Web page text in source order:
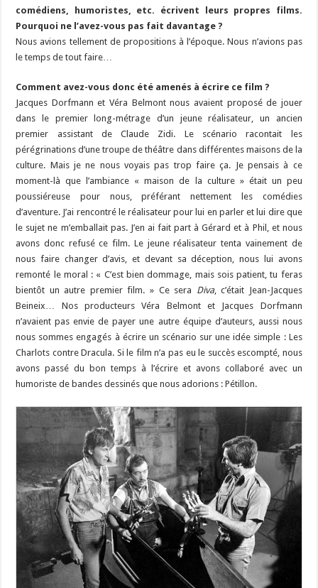
comédiens, humoristes, etc. écrivent leurs propres films.
Pourquoi ne l’avez-vous pas fait davantage ?
Nous avions tellement de propositions à l’époque. Nous n’avions pas
le temps de tout faire…
Comment avez-vous donc été amenés à écrire ce film ?
Jacques Dorfmann et Véra Belmont nous avaient proposé de jouer
dans le premier long-métrage d’un jeune réalisateur, un ancien
premier assistant de Claude Zidi. Le scénario racontait les
pérégrinations d’une troupe de théâtre dans différentes maisons de la
culture. Mais je ne nous voyais pas trop faire ça. Je pensais à ce
moment-là que l’ambiance « maison de la culture » était un peu
poussiéreuse pour nous, préférant nettement les comédies
d’aventure. J’ai rencontré le réalisateur pour lui en parler et lui dire que
le sujet ne m’emballait pas. J’en ai fait part à Gérard et à Phil, et nous
avons donc refusé ce film. Le jeune réalisateur tenta vainement de
nous faire changer d’avis, et devant sa déception, nous lui avons
remonté le moral : « C’est bien dommage, mais sois patient, tu feras
bientôt un autre premier film. » Ce sera Diva, c’était Jean-Jacques
Beineix… Nos producteurs Véra Belmont et Jacques Dorfmann
n’avaient pas envie de payer une autre équipe d’auteurs, aussi nous
nous sommes engagés à écrire un scénario sur une idée simple : Les
Charlots contre Dracula. Si le film n’a pas eu le succès escompté, nous
avons passé du bon temps à l’écrire et avons collaboré avec un
humoriste de bandes dessinés que nous adorions : Pétillon.